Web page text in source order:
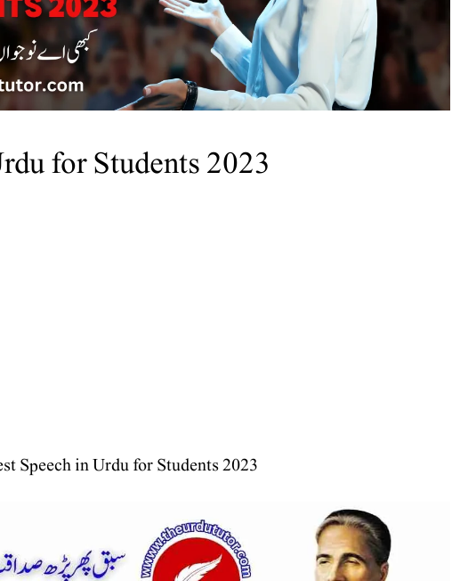
for Students 2023
Speech in Urdu for Students 2023